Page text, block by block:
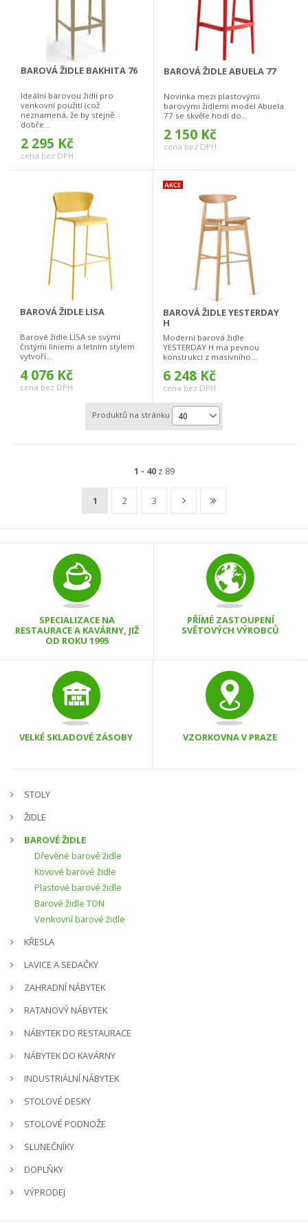
BAROVÁ ŽIDLE BAKHITA 76
Ideální barovou židlí pro
venkovní použití (což
neznamená, že by stejně
dobře...
2 295 Kč
cena bez DPH
BAROVÁ ŽIDLE ABUELA 77
Novinka mezi plastovými
barovými židlemi model Abuela
77 se skvěle hodí do...
2 150 Kč
cena bez DPH
BAROVÁ ŽIDLE LISA
Barové židle LISA se svými
čistými liniemi a letním stylem
vytvoří...
4 076 Kč
cena bez DPH
BAROVÁ ŽIDLE YESTERDAY
H
Moderní barová židle
YESTERDAY H má pevnou
konstrukci z masivního...
6 248 Kč
cena bez DPH
Produktů na stránku 40
1 - 40z 89
1 2 3
SPECIALIZACE NA
RESTAURACE A KAVÁRNY, JIŽ
OD ROKU 1995
PŘÍMÉ ZASTOUPENÍ
SVĚTOVÝCH VÝROBCŮ
VELKÉ SKLADOVÉ ZÁSOBY VZORKOVNA V PRAZE
STOLY
ŽIDLE
BAROVÉ ŽIDLE
Dřevěné barové židle
Kovové barové židle
Plastové barové židle
Barové židle TON
Venkovní barové židle
KŘESLA
LAVICE A SEDAČKY
ZAHRADNÍ NÁBYTEK
RATANOVÝ NÁBYTEK
NÁBYTEK DO RESTAURACE
NÁBYTEK DO KAVÁRNY
INDUSTRIÁLNÍ NÁBYTEK
STOLOVÉ DESKY
STOLOVÉ PODNOŽE
SLUNEČNÍKY
DOPLŇKY
VÝPRODEJ